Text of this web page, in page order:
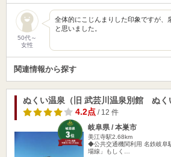
50代～
女性
全体的にこじんまりした印象ですが、
と思いました。
関連情報から探す
ぬくい温泉（旧 武芸川温泉別館 ぬく
4.2点/ 12 件
岐阜県 / 本巣市
美江寺駅2.68km
◆公共交通機関利用 名鉄岐阜
場線」もしく…